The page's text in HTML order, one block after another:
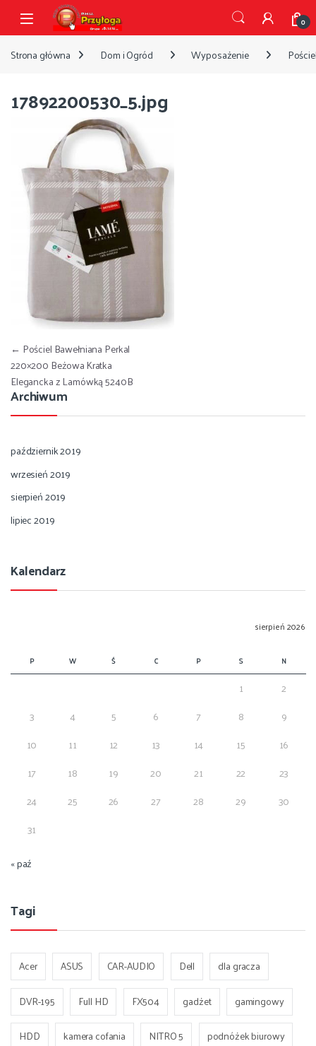
Przejdź do nawigacji
Przejdź do treści
Open 0
Strona główna Dom i Ogród Wyposażenie
17892200530_5.jpg
Nawigacja wpisu
← Pościel Bawełniana Perkal
220×200 Beżowa Kratka
Elegancka z Lamówką 5240B
Archiwum
październik 2019
wrzesień 2019
sierpień 2019
lipiec 2019
Kalendarz
sierpień 2026
P W Ś C P S N
1
2
3
4 5 6 7 8
9
10
11 12 13 14 15
16
17
18 19 20 21 22
23
24
25 26 27 28 29
30
31
« paź
Tagi
Acer ASUS CAR-AUDIO Dell
dla gracza
DVR-195
Full HD FX504 gadżet
gamingowy
HDD
kamera cofania NITRO 5
podnóżek biurowy